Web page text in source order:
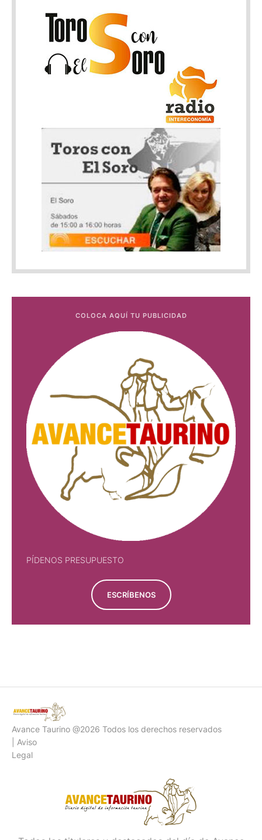
COLOCA AQUÍ TU PUBLICIDAD
PÍDENOS PRESUPUESTO
ESCRÍBENOS
Avance Taurino @2026 Todos los derechos reservados
| Aviso
Legal